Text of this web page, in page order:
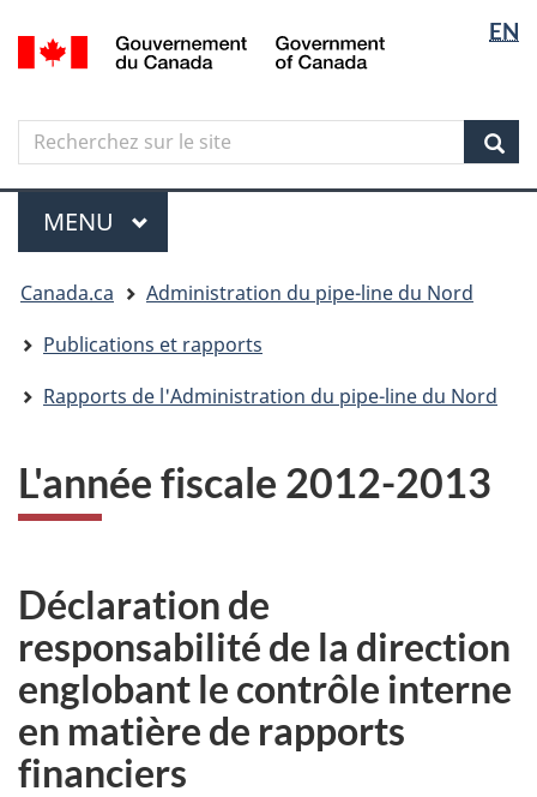
Aller
au
principal
Skip
to
government"
Passer
à
version
simplifiée
langue
EN
Canada
Search
Recherchez
sur
le
site
Menu
MENU PRINCIPAL
êtes
ici
Canada.ca
Administration du pipe-line du Nord
Publications et rapports
Rapports de l'Administration du pipe-line du Nord
L'année fiscale 2012-2013
Déclaration de
responsabilité de la direction
englobant le contrôle interne
en matière de rapports
financiers